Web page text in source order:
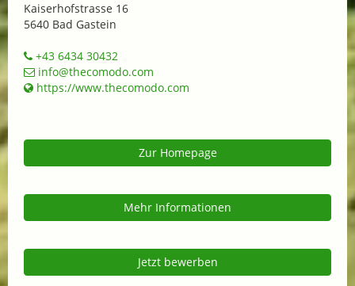
Kaiserhofstrasse 16
5640 Bad Gastein
+43 6434 30432
info@thecomodo.com
https://www.thecomodo.com
Zur Homepage
Mehr Informationen
Jetzt bewerben